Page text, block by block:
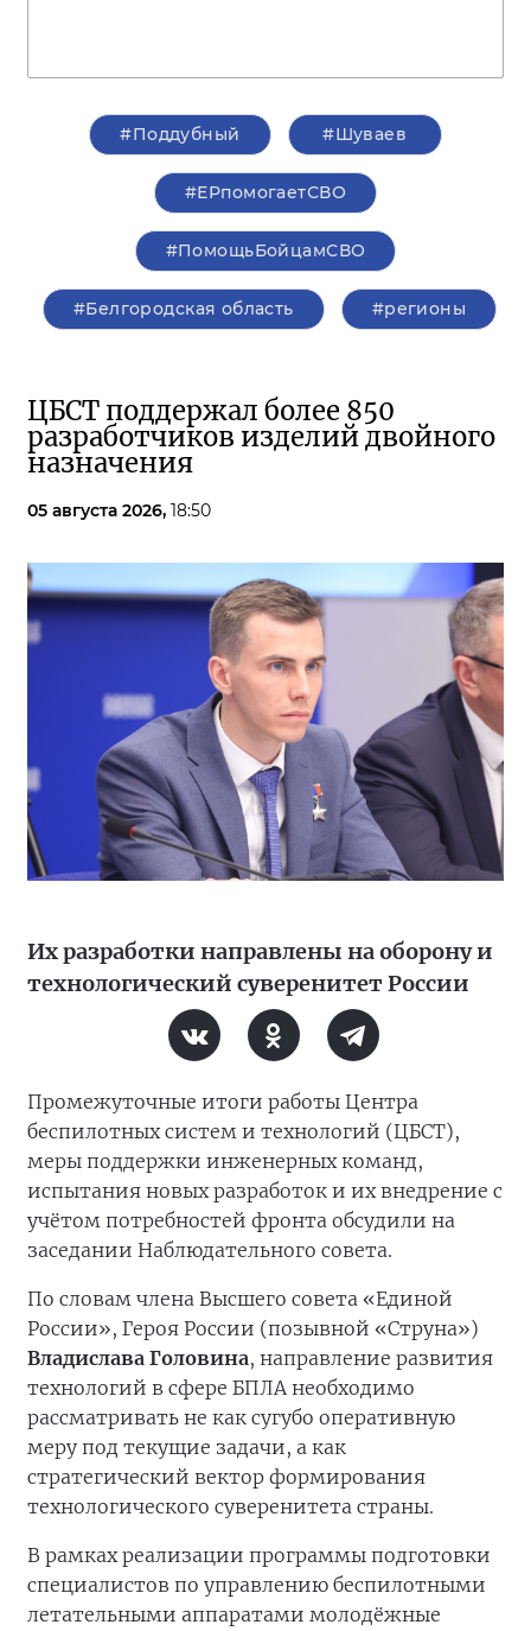
#Поддубный #Шуваев
#ЕРпомогаетСВО
#ПомощьБойцамСВО
#Белгородская область #регионы
ЦБСТ поддержал более 850
разработчиков изделий двойного
назначения
05 августа 2026, 18:50
Их разработки направлены на оборону и
технологический суверенитет России
Промежуточные итоги работы Центра
беспилотных систем и технологий (ЦБСТ),
меры поддержки инженерных команд,
испытания новых разработок и их внедрение с
учётом потребностей фронта обсудили на
заседании Наблюдательного совета.
По словам члена Высшего совета «Единой
России», Героя России (позывной «Струна»)
Владислава Головина, направление развития
технологий в сфере БПЛА необходимо
рассматривать не как сугубо оперативную
меру под текущие задачи, а как
стратегический вектор формирования
технологического суверенитета страны.
В рамках реализации программы подготовки
специалистов по управлению беспилотными
летательными аппаратами молодёжные